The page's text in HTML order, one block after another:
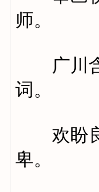
师。
广川含
词。
欢盼良
卑。